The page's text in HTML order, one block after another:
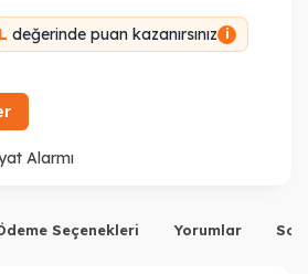
değerinde puan kazanırsınız i
Alarmı
Seçenekleri Yorumlar